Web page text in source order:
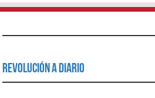
Revolución a Diario